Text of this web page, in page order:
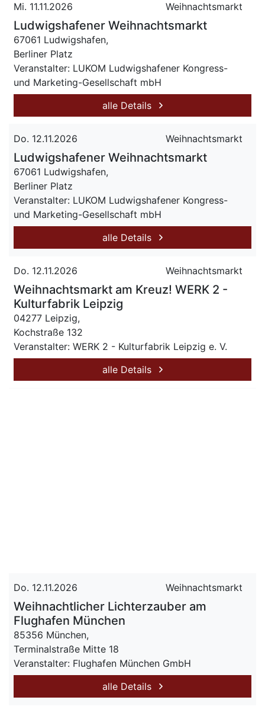
Mi. 11.11.2026 Weihnachtsmarkt
Ludwigshafener Weihnachtsmarkt
67061 Ludwigshafen,
Berliner Platz
Veranstalter: LUKOM Ludwigshafener Kongress-
und Marketing-Gesellschaft mbH
alle Details
Do. 12.11.2026 Weihnachtsmarkt
Ludwigshafener Weihnachtsmarkt
67061 Ludwigshafen,
Berliner Platz
Veranstalter: LUKOM Ludwigshafener Kongress-
und Marketing-Gesellschaft mbH
alle Details
Do. 12.11.2026 Weihnachtsmarkt
Weihnachtsmarkt am Kreuz! WERK 2 -
Kulturfabrik Leipzig
04277 Leipzig,
Kochstraße 132
Veranstalter: WERK 2 - Kulturfabrik Leipzig e. V.
alle Details
Do. 12.11.2026 Weihnachtsmarkt
Weihnachtlicher Lichterzauber am
Flughafen München
85356 München,
Terminalstraße Mitte 18
Veranstalter: Flughafen München GmbH
alle Details